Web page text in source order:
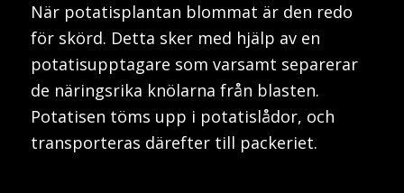
När potatisplantan blommat är den redo
för skörd. Detta sker med hjälp av en
potatisupptagare som varsamt separerar
de näringsrika knölarna från blasten.
Potatisen töms upp i potatislådor, och
transporteras därefter till packeriet.